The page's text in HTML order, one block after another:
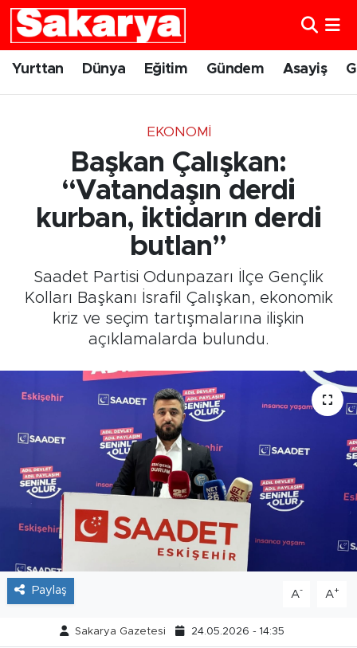
Yurttan Dünya Eğitim Gündem Asayiş
EKONOMI
Başkan Çalışkan:
“Vatandaşın derdi
kurban, iktidarın derdi
butlan”
Saadet Partisi Odunpazarı İlçe Gençlik
Kolları Başkanı İsrafil Çalışkan, ekonomik
kriz ve seçim tartışmalarına ilişkin
açıklamalarda bulundu.
Paylaş A- A+
Sakarya Gazetesi 24.05.2026 - 14:35
Yurttan
Gündem
Eskişehirspor
Sağlık
Kültür Sanat
Tarihçe
Resmi İlanlar
Söyleşi
Foto Şaka
Teknoloji
Politika
Eskişehir Nöbetçi Eczaneler
Eskişehir Trafik Yoğunluk Haritası
Süper Lig Puan Durumu ve Fikstür
Son Dakika Haberleri
Haber Arşivi